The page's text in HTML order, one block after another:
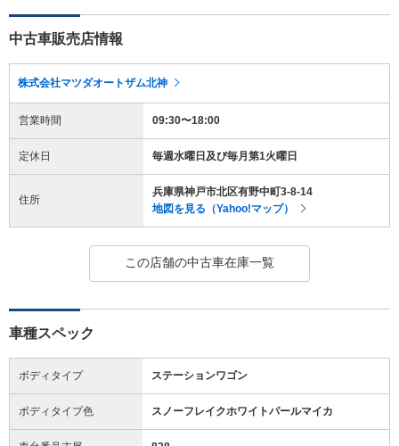
中古車販売店情報
株式会社マツダオートザム北神
営業時間 09:30〜18:00
定休日 毎週水曜日及び毎月第1火曜日
住所
兵庫県神戸市北区有野中町3-8-14
地図を見る（Yahoo!マップ）
この店舗の中古車在庫一覧
車種スペック
ボディタイプ ステーションワゴン
ボディタイプ色 スノーフレイクホワイトパールマイカ